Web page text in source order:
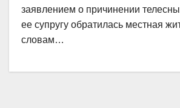
заявлением о причинении
ее супругу обратилась местная
словам…